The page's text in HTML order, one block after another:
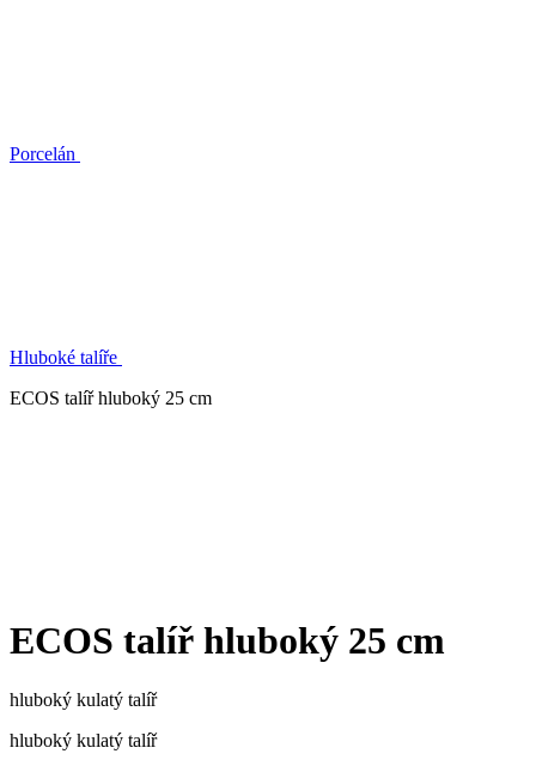
Porcelán
Hluboké talíře
ECOS talíř hluboký 25 cm
ECOS talíř hluboký 25 cm
hluboký kulatý talíř
hluboký kulatý talíř